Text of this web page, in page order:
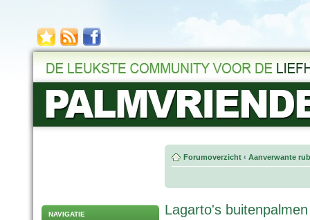
NAVIGATIE
Forumoverzicht ‹ Aanverwante
Lagarto's